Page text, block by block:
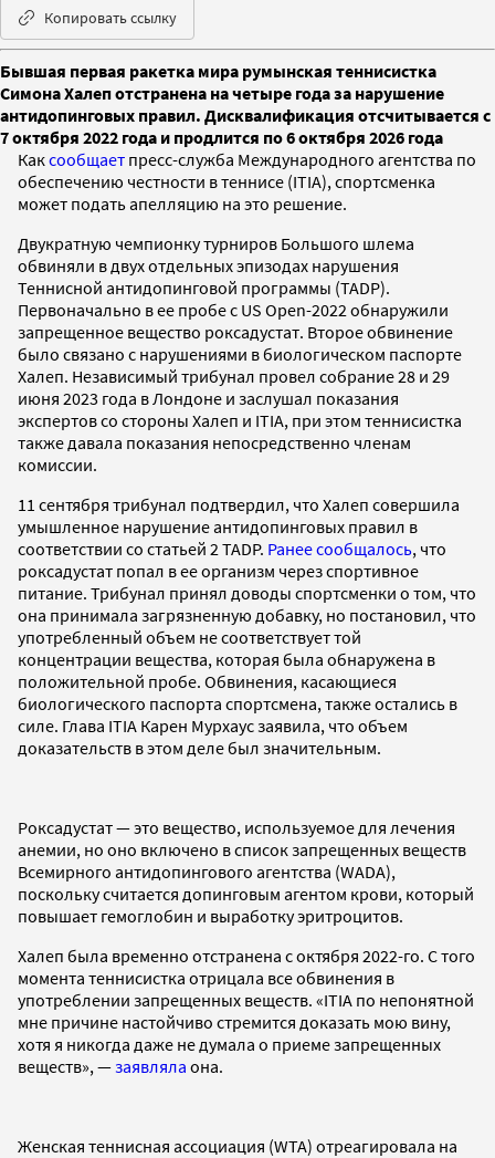
Копировать ссылку
Бывшая первая ракетка мира румынская теннисистка
Симона Халеп отстранена на четыре года за нарушение
антидопинговых правил. Дисквалификация отсчитывается с
7 октября 2022 года и продлится по 6 октября 2026 года
Каксообщает пресс-служба Международного агентства по
обеспечению честности в теннисе (ITIA), спортсменка
может подать апелляцию на это решение.
Двукратную чемпионку турниров Большого шлема
обвиняли в двух отдельных эпизодах нарушения
Теннисной антидопинговой программы (TADP).
Первоначально в ее пробе с US Open-2022 обнаружили
запрещенное вещество роксадустат. Второе обвинение
было связано с нарушениями в биологическом паспорте
Халеп. Независимый трибунал провел собрание 28 и 29
июня 2023 года в Лондоне и заслушал показания
экспертов со стороны Халеп и ITIA, при этом теннисистка
также давала показания непосредственно членам
комиссии.
11 сентября трибунал подтвердил, что Халеп совершила
умышленное нарушение антидопинговых правил в
соответствии со статьей 2 TADP. Ранее сообщалось, что
роксадустат попал в ее организм через спортивное
питание. Трибунал принял доводы спортсменки о том, что
она принимала загрязненную добавку, но постановил, что
употребленный объем не соответствует той
концентрации вещества, которая была обнаружена в
положительной пробе. Обвинения, касающиеся
биологического паспорта спортсмена, также остались в
силе. Глава ITIA Карен Мурхаус заявила, что объем
доказательств в этом деле был значительным.
Роксадустат — это вещество, используемое для лечения
анемии, но оно включено в список запрещенных веществ
Всемирного антидопингового агентства (WADA),
поскольку считается допинговым агентом крови, который
повышает гемоглобин и выработку эритроцитов.
Халеп была временно отстранена с октября 2022-го. С того
момента теннисистка отрицала все обвинения в
употреблении запрещенных веществ. «ITIA по непонятной
мне причине настойчиво стремится доказать мою вину,
хотя я никогда даже не думала о приеме запрещенных
веществ», —заявляла она.
Женская теннисная ассоциация (WTA) отреагировала на